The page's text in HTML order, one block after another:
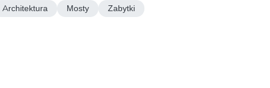
Architektura Mosty Zabytki